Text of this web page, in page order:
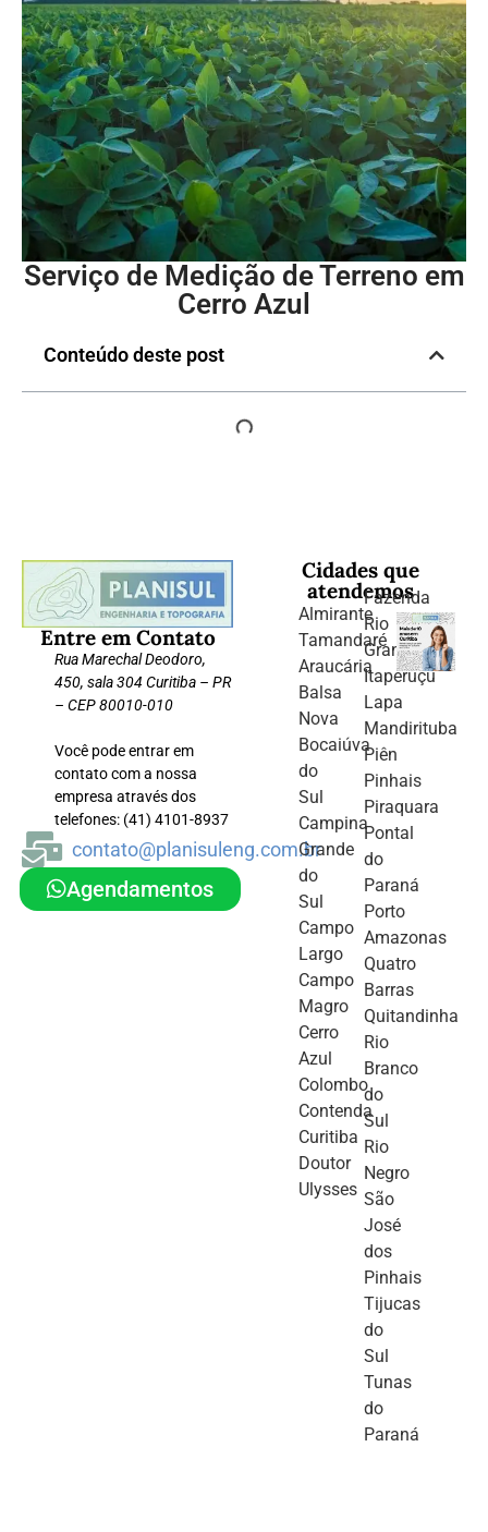
Serviço de Medição de Terreno em
Cerro Azul
Conteúdo deste post
Entre em Contato
Rua Marechal Deodoro,
450, sala 304 Curitiba – PR
– CEP 80010-010
Você pode entrar em
contato com a nossa
empresa através dos
telefones: (41) 4101-8937
contato@planisuleng.com.br
Agendamentos
Cidades que
atendemos
Almirante
Tamandaré
Araucária
Balsa
Nova
Bocaiúva
do
Sul
Campina
Grande
do
Sul
Campo
Largo
Campo
Magro
Cerro
Azul
Colombo
Contenda
Curitiba
Doutor
Ulysses
Fazenda
Rio
Grande
Itaperuçu
Lapa
Mandirituba
Piên
Pinhais
Piraquara
Pontal
do
Paraná
Porto
Amazonas
Quatro
Barras
Quitandinha
Rio
Branco
do
Sul
Rio
Negro
São
José
dos
Pinhais
Tijucas
do
Sul
Tunas
do
Paraná